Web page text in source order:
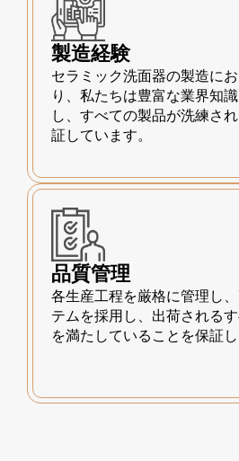
製造経験
セラミック洗面器の製造に
り、私たちは豊富な業界知
し、すべての製品が洗練さ
証しています。
品質管理
各生産工程を厳格に管理し
テムを採用し、出荷される
を満たしていることを保証し